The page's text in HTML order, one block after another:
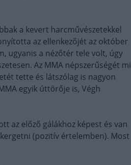
a kevert harcművészetekkel
az ellenkezőjét az október
ugyanis a nézőtér tele volt, úgy
Az MMA népszerűségét mi
tette és látszólag is nagyon
egyik úttörője is, Végh
az előző gálákhoz képest és van
(pozitív értelemben). Most